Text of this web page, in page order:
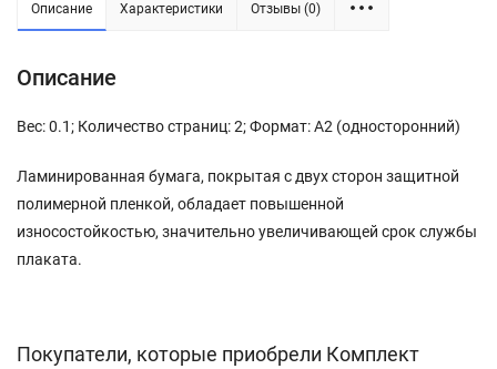
Описание Характеристики Отзывы (0)
Описание
Вес: 0.1; Количество страниц: 2; Формат: А2 (односторонний)
Ламинированная бумага, покрытая с двух сторон защитной
полимерной пленкой, обладает повышенной
износостойкостью, значительно увеличивающей срок службы
плаката.
Покупатели, которые приобрели Комплект